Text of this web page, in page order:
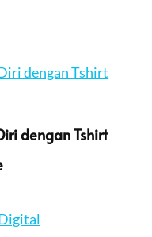
dengan Tshirt